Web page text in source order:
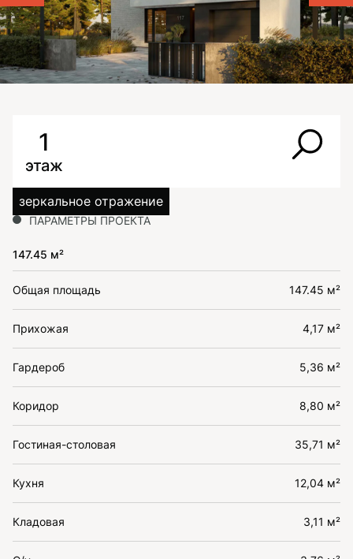
1
этаж
зеркальное отражение
ПАРАМЕТРЫ ПРОЕКТА
147.45 м²
Общая площадь 147.45 м²
Прихожая 4,17 м²
Гардероб 5,36 м²
Коридор 8,80 м²
Гостиная-столовая 35,71 м²
Кухня 12,04 м²
Кладовая 3,11 м²